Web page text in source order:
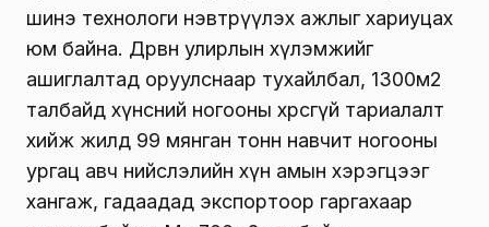
шинэ технологи нэвтрүүлэх ажлыг хариуцах
юм байна. Дөрвөн улирлын хүлэмжийг
ашиглалтад оруулснаар тухайлбал, 1300м2
талбайд хүнсний ногооны хөрсгүй тариалалт
хийж жилд 99 мянган тонн навчит ногооны
ургац авч нийслэлийн хүн амын хэрэгцээг
хангаж, гадаадад экспортоор гаргахаар